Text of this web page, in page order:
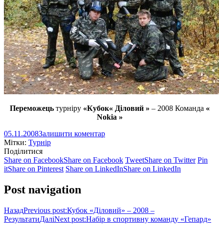
Переможецьтурніру «Кубок« Діловий » – 2008 Команда «
Nokia »
05.11.2008Залишити коментар
Мітки: Турнір
Поділитися
Share on FacebookShare on Facebook TweetShare on Twitter Pin
itShare on Pinterest Share on LinkedInShare on LinkedIn
Post navigation
НазадPrevious post:Кубок «Діловий» – 2008 –
РезультатиДаліNext post:Набір в спортивну команду «Гепард»